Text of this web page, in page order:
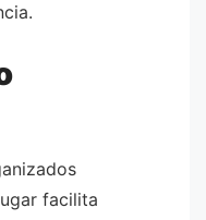
facilita